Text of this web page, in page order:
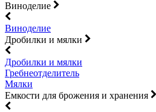
Виноделие
Виноделие
Дробилки и мялки
Дробилки и мялки
Гребнеотделитель
Мялки
Емкости для брожения и хранения